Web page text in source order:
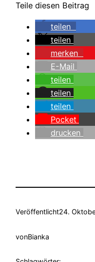
Teile diesen Beitrag
teilen
teilen
merken
E-Mail
teilen
teilen
teilen
Pocket
drucken
Veröffentlicht24.
vonBianka